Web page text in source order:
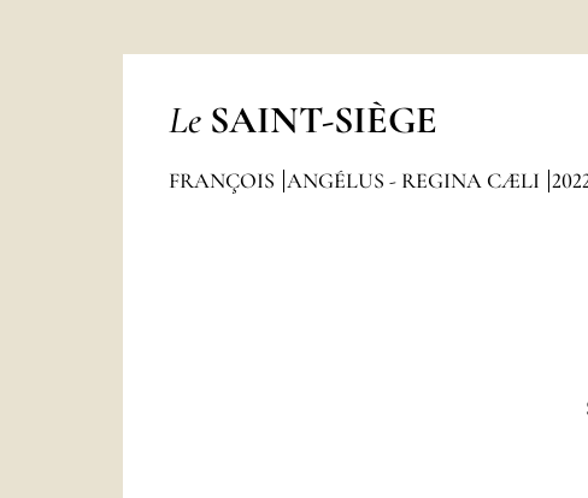
Le SAINT-SIÈGE
FRANÇOIS ANGÉLUS - REGINA CÆLI